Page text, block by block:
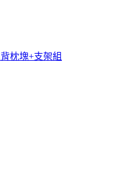
枕塊+支架組